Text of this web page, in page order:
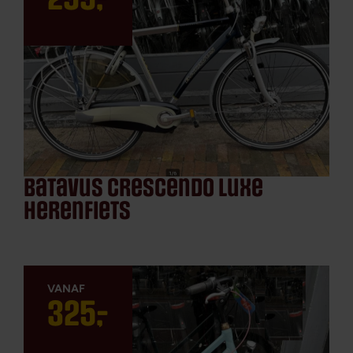
batavus crescendo luxe
herenfiets
325,
-